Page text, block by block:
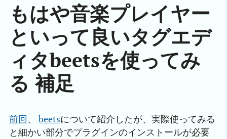
もはや音楽プレイヤー
といって良いタグエデ
ィタbeetsを使ってみ
る 補足
前回、 beetsについて紹介したが、実際使ってみる
と細かい部分でプラグインのインストールが必要